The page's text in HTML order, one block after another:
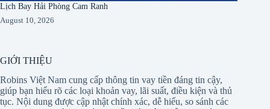
Lịch Bay Hải Phòng Cam Ranh
August 10, 2026
GIỚI THIỆU
Robins Việt Nam cung cấp thông tin vay tiền đáng tin cậy,
giúp bạn hiểu rõ các loại khoản vay, lãi suất, điều kiện và thủ
tục. Nội dung được cập nhật chính xác, dễ hiểu, so sánh các